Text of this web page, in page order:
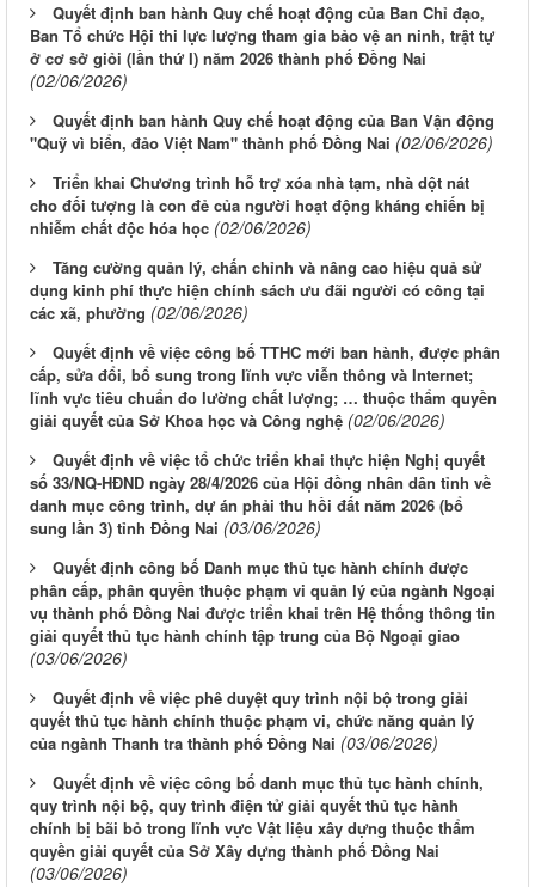
Quyết định ban hành Quy chế hoạt động của Ban Chỉ đạo,
Ban Tổ chức Hội thi lực lượng tham gia bảo vệ an ninh, trật tự
ở cơ sở giỏi (lần thứ I) năm 2026 thành phố Đồng Nai
(02/06/2026)
Quyết định ban hành Quy chế hoạt động của Ban Vận động
"Quỹ vì biển, đảo Việt Nam" thành phố Đồng Nai (02/06/2026)
Triển khai Chương trình hỗ trợ xóa nhà tạm, nhà dột nát
cho đối tượng là con đẻ của người hoạt động kháng chiến bị
nhiễm chất độc hóa học (02/06/2026)
Tăng cường quản lý, chấn chỉnh và nâng cao hiệu quả sử
dụng kinh phí thực hiện chính sách ưu đãi người có công tại
các xã, phường (02/06/2026)
Quyết định về việc công bố TTHC mới ban hành, được phân
cấp, sửa đổi, bổ sung trong lĩnh vực viễn thông và Internet;
lĩnh vực tiêu chuẩn đo lường chất lượng; … thuộc thẩm quyền
giải quyết của Sở Khoa học và Công nghệ (02/06/2026)
Quyết định về việc tổ chức triển khai thực hiện Nghị quyết
số 33/NQ-HĐND ngày 28/4/2026 của Hội đồng nhân dân tỉnh về
danh mục công trình, dự án phải thu hồi đất năm 2026 (bổ
sung lần 3) tỉnh Đồng Nai (03/06/2026)
Quyết định công bố Danh mục thủ tục hành chính được
phân cấp, phân quyền thuộc phạm vi quản lý của ngành Ngoại
vụ thành phố Đồng Nai được triển khai trên Hệ thống thông tin
giải quyết thủ tục hành chính tập trung của Bộ Ngoại giao
(03/06/2026)
Quyết định về việc phê duyệt quy trình nội bộ trong giải
quyết thủ tục hành chính thuộc phạm vi, chức năng quản lý
của ngành Thanh tra thành phố Đồng Nai (03/06/2026)
Quyết định về việc công bố danh mục thủ tục hành chính,
quy trình nội bộ, quy trình điện tử giải quyết thủ tục hành
chính bị bãi bỏ trong lĩnh vực Vật liệu xây dựng thuộc thẩm
quyền giải quyết của Sở Xây dựng thành phố Đồng Nai
(03/06/2026)